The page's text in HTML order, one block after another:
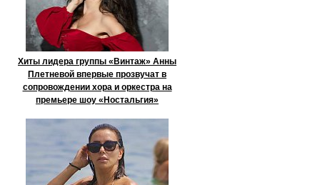
Хиты лидера группы «Винтаж» Анны
Плетневой впервые прозвучат в
сопровождении хора и оркестра на
премьере шоу «Ностальгия»